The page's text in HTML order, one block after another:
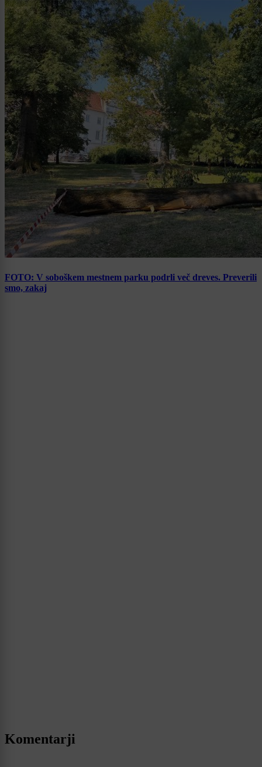
FOTO: V soboškem mestnem parku podrli več dreves. Preverili
smo, zakaj
Komentarji